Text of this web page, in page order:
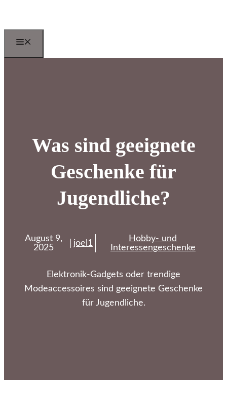
springen
Was sind geeignete
Geschenke für
Jugendliche?
August 9,
2025
joel1
Hobby- und
Interessengeschenke
Elektronik-Gadgets oder trendige
Modeaccessoires sind geeignete Geschenke
für Jugendliche.